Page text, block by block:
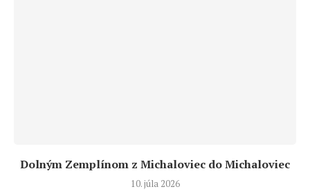
Dolným Zemplínom z Michaloviec do Michaloviec
10. júla 2026